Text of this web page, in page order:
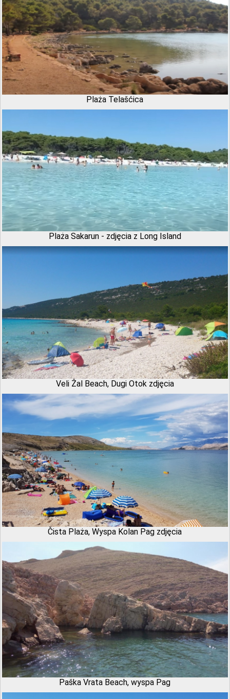
Plaża Telašćica
Plaża Sakarun - zdjęcia z Long Island
Veli Žal Beach, Dugi Otok zdjęcia
Čista Plaża, Wyspa Kolan Pag zdjęcia
Paška Vrata Beach, wyspa Pag